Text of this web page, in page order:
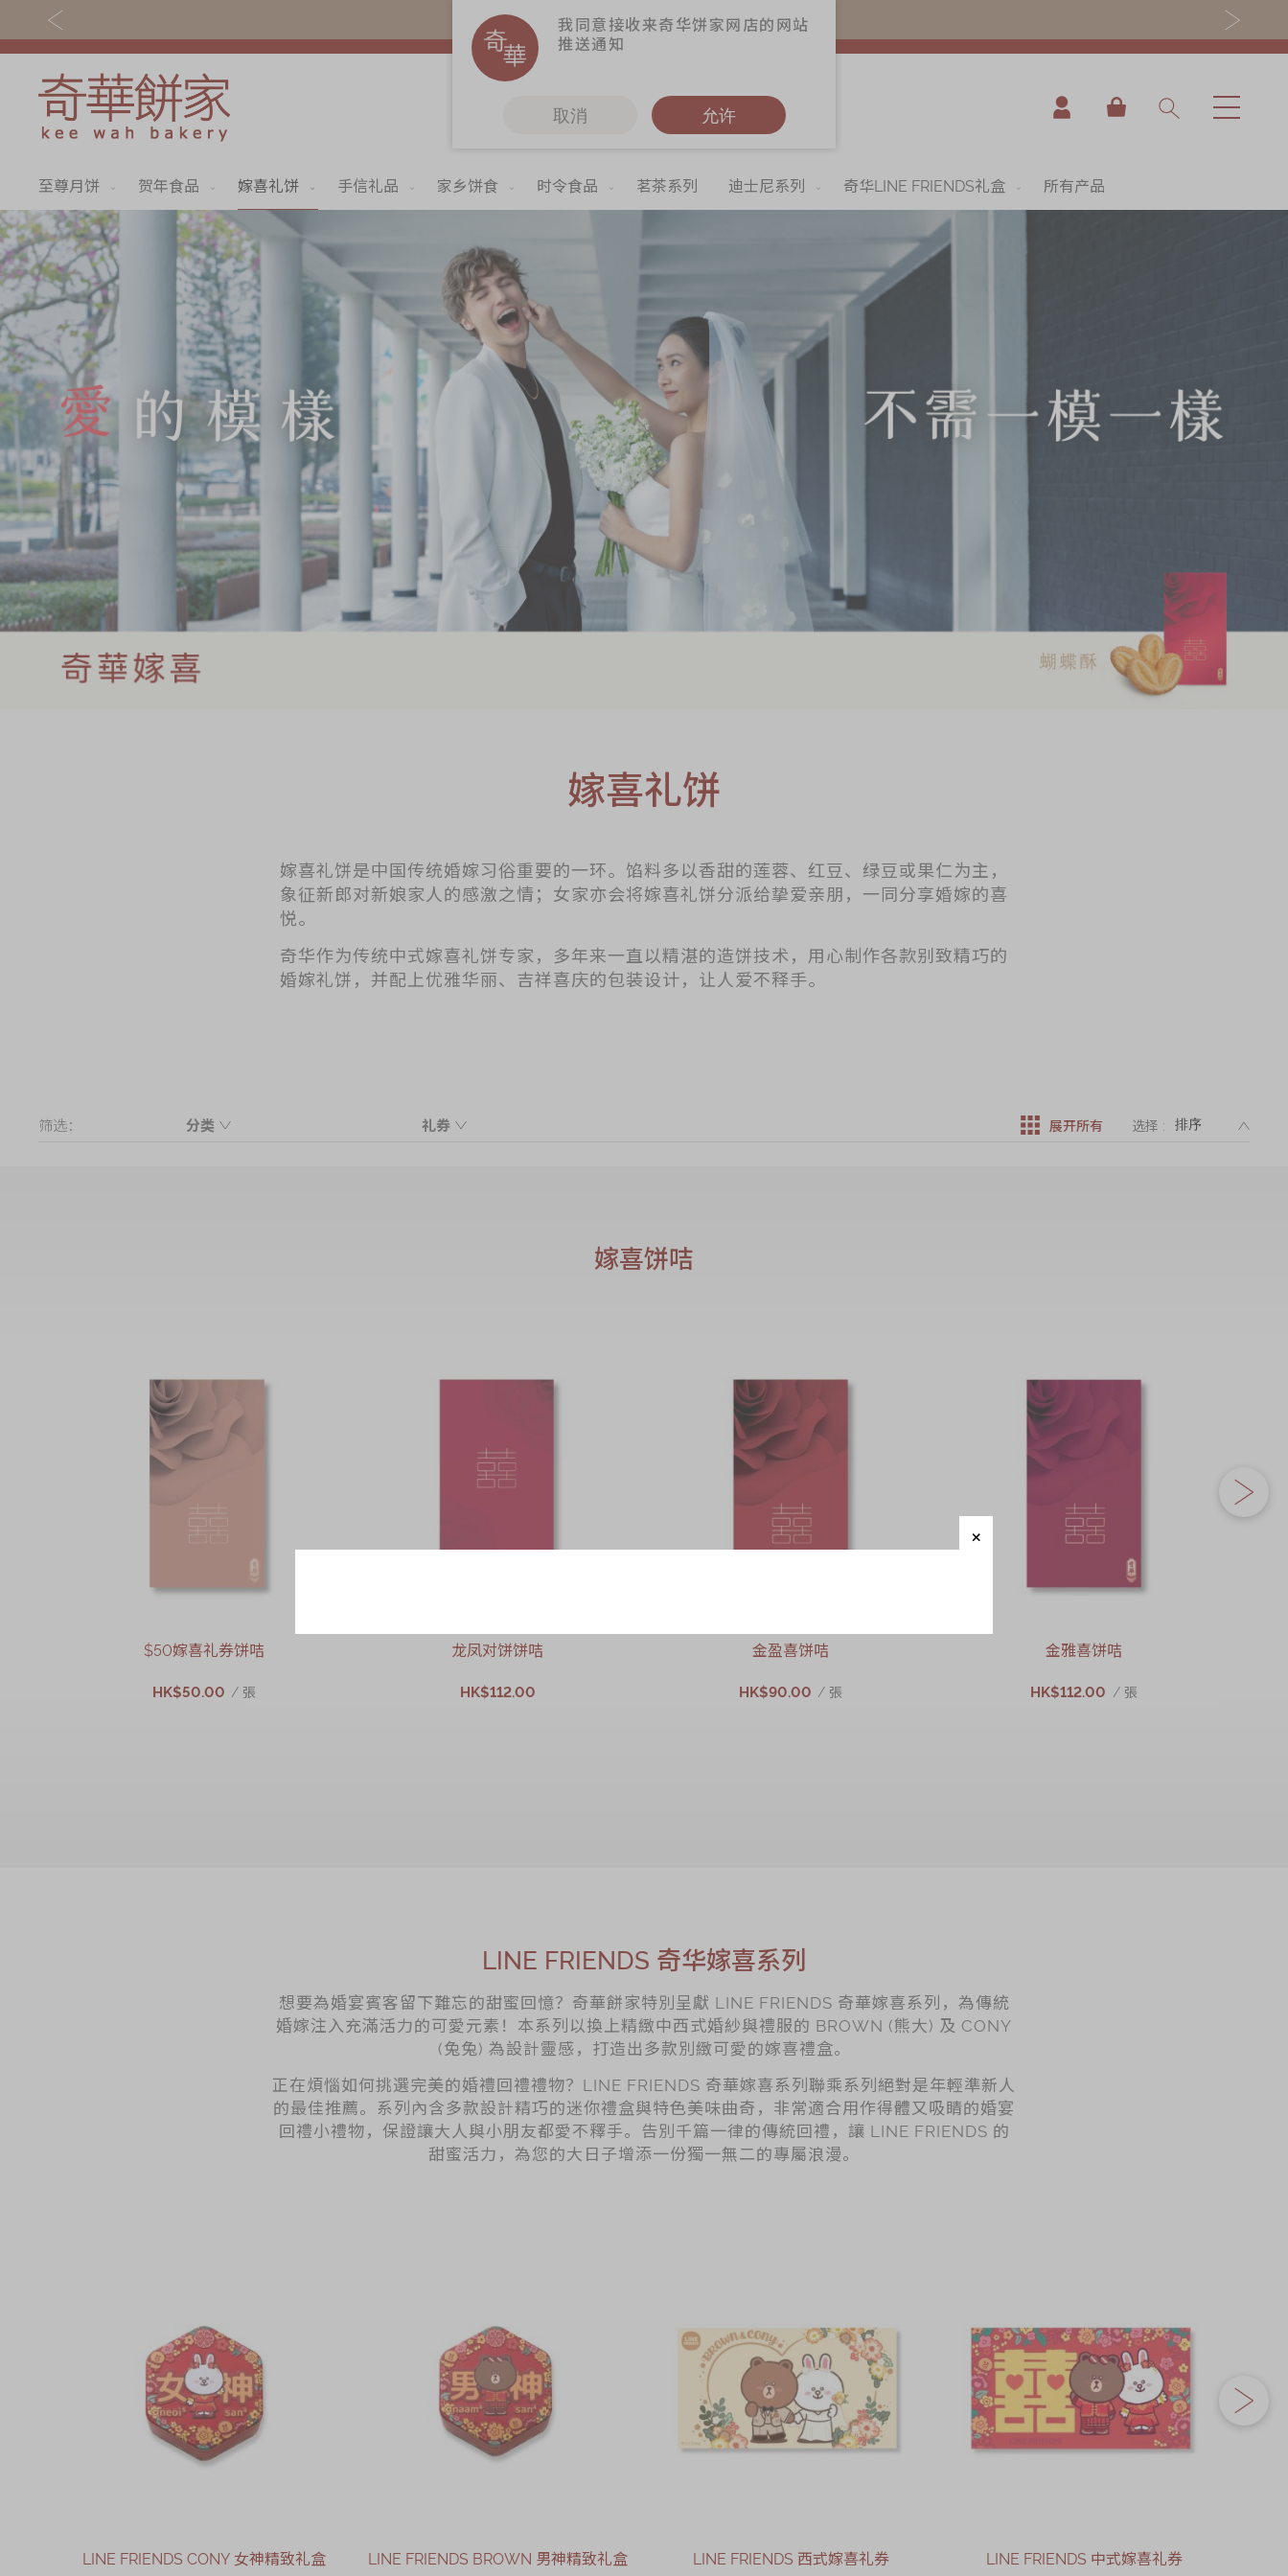
易赏钱会员凭推广码购买现货产品可赚易赏钱($5=1分)
我的购物车
关于奇华
奇华传奇
最新推广
分店网络
商务销售
嫁喜须知
奇华网志
奇华饼食
至尊月饼
贺年食品
嫁喜礼饼
手信礼品
家乡饼食
时令食品
茗茶系列
迪士尼系列
奇华LINE FRIENDS
礼盒
更多
奇华工作坊
奇华茶室
联络奇华
加入奇华
至尊月饼 贺年食品 嫁喜礼饼 手信礼品 家乡饼食 时令食品 茗茶系列 迪士尼系列 奇华LINE FRIENDS礼盒 所有产品
嫁喜礼饼
嫁喜礼饼是中国传统婚嫁习俗重要的一环。馅料多以香甜的莲蓉、红豆、绿豆或果仁为主，
象征新郎对新娘家人的感激之情；女家亦会将嫁喜礼饼分派给挚爱亲朋，一同分享婚嫁的喜
悦。
奇华作为传统中式嫁喜礼饼专家，多年来一直以精湛的造饼技术，用心制作各款别致精巧的
婚嫁礼饼，并配上优雅华丽、吉祥喜庆的包装设计，让人爱不释手。
筛选：
分类
礼券
展开所有 选择 :
嫁喜饼咭
$50嫁喜礼券饼咭
HK$50.00 / 張
龙凤对饼饼咭
HK$112.00
金盈喜饼咭
HK$90.00 / 張
金雅喜饼咭
HK$112.00 / 張
LINE FRIENDS 奇华嫁喜系列
想要為婚宴賓客留下難忘的甜蜜回憶？奇華餅家特別呈獻 LINE FRIENDS 奇華嫁喜系列，為傳統
婚嫁注入充滿活力的可愛元素！本系列以換上精緻中西式婚紗與禮服的 BROWN (熊大) 及 CONY
(兔兔) 為設計靈感，打造出多款別緻可愛的嫁喜禮盒。
正在煩惱如何挑選完美的婚禮回禮禮物？LINE FRIENDS 奇華嫁喜系列聯乘系列絕對是年輕準新人
的最佳推薦。系列內含多款設計精巧的迷你禮盒與特色美味曲奇，非常適合用作得體又吸睛的婚宴
回禮小禮物，保證讓大人與小朋友都愛不釋手。告別千篇一律的傳統回禮，讓 LINE FRIENDS 的
甜蜜活力，為您的大日子增添一份獨一無二的專屬浪漫。
LINE FRIENDS CONY 女神精致礼盒 LINE FRIENDS BROWN 男神精致礼盒 LINE FRIENDS 西式嫁喜礼券 LINE FRIENDS 中式嫁喜礼券
我同意接收来奇华饼家网店的网站
推送通知
取消 允许